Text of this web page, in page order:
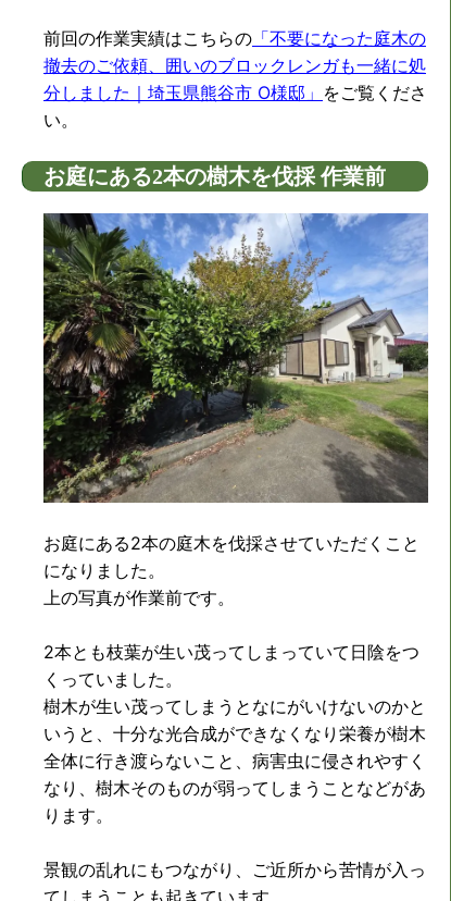
前回の作業実績はこちらの 「不要になった庭木の
撤去のご依頼、囲いのブロックレンガも一緒に処
分しました｜埼玉県熊谷市 O様邸」 をご覧くださ
い。
お庭にある2本の樹木を伐採 作業前
お庭にある2本の庭木を伐採させていただくこと
になりました。
上の写真が作業前です。
2本とも枝葉が生い茂ってしまっていて日陰をつ
くっていました。
樹木が生い茂ってしまうとなにがいけないのかと
いうと、十分な光合成ができなくなり栄養が樹木
全体に行き渡らないこと、病害虫に侵されやすく
なり、樹木そのものが弱ってしまうことなどがあ
ります。
景観の乱れにもつながり、ご近所から苦情が入っ
てしまうことも起きています。